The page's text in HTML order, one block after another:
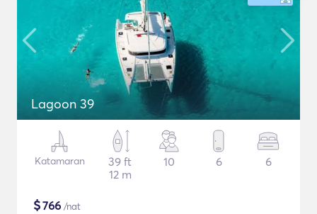
Lagoon 39
Katamaran
39 ft
12 m
10 6 6
$766 /nat